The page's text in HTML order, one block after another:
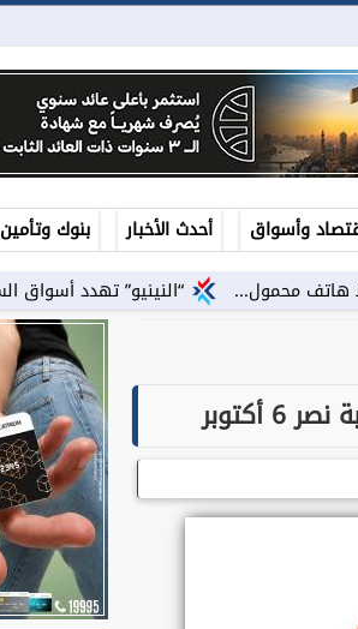
وأسواق أحدث الأخبار بنوك وتأمين
“النينيو” تهدد أسواق السلع العالمية